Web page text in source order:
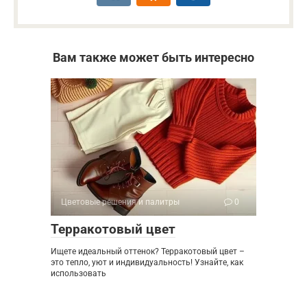
Вам также может быть интересно
Цветовые решения и палитры 0
Терракотовый цвет
Ищете идеальный оттенок? Терракотовый цвет –
это тепло, уют и индивидуальность! Узнайте, как
использовать